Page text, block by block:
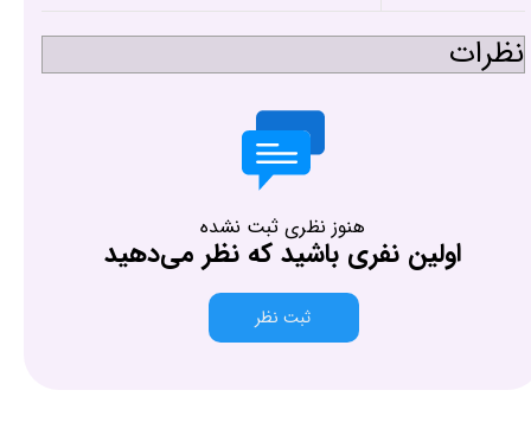
نظرات
هنوز نظری ثبت نشده
اولین نفری باشید که نظر می‌دهید
ثبت نظر